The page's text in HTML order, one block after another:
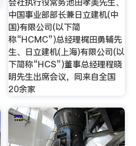
会社执行役常务池田孝美先生、
中国事业部部长兼日立建机(中
国)有限公司(以下简
称“HCMC”)总经理梶田勇辅先
生、日立建机(上海)有限公司(以
下简称“HCS”)董事总经理程晓
明先生出席会议，同来自全国
20余家